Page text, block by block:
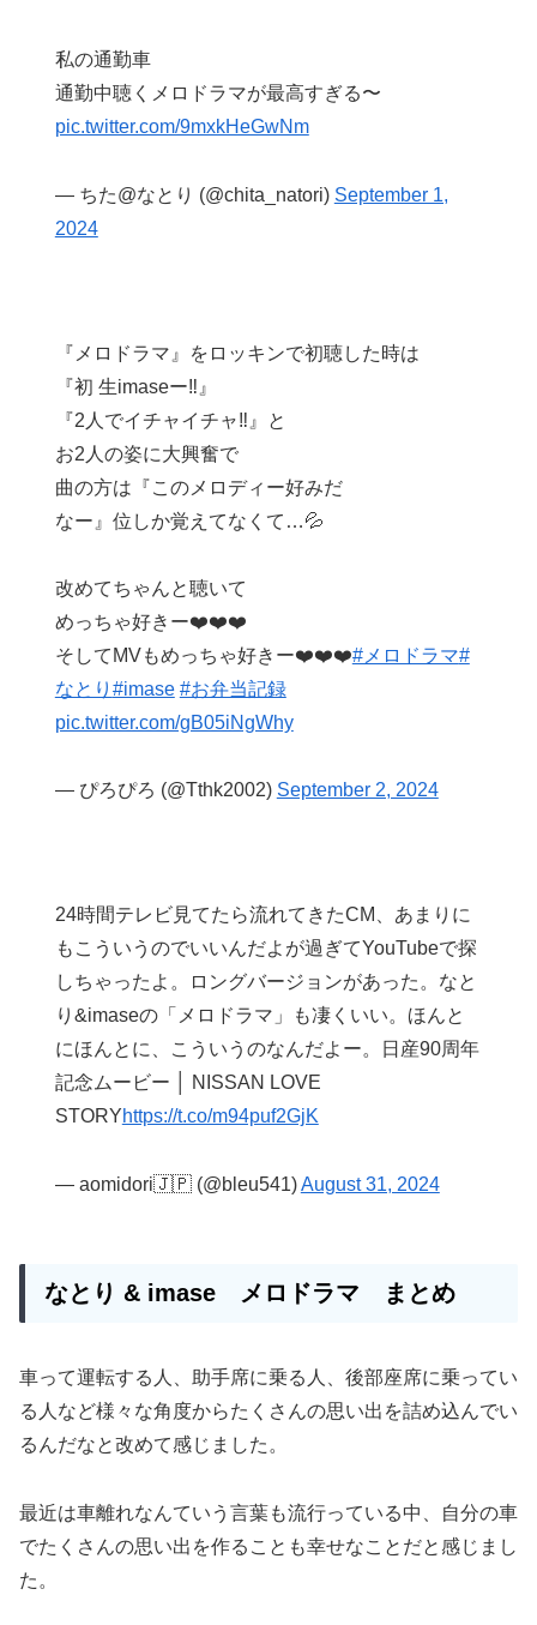
私の通勤車
通勤中聴くメロドラマが最高すぎる〜
pic.twitter.com/9mxkHeGwNm
— ちた@なとり (@chita_natori) September 1,
2024
『メロドラマ』をロッキンで初聴した時は
『初 生imaseー‼️』
『2人でイチャイチャ‼️』と
お2人の姿に大興奮で
曲の方は『このメロディー好みだ
なー』位しか覚えてなくて…💦
改めてちゃんと聴いて
めっちゃ好きー❤️❤️❤️
そしてMVもめっちゃ好きー❤️❤️❤️#メロドラマ#
なとり #imase #お弁当記録
pic.twitter.com/gB05iNgWhy
— ぴろぴろ (@Tthk2002) September 2, 2024
24時間テレビ見てたら流れてきたCM、あまりに
もこういうのでいいんだよが過ぎてYouTubeで探
しちゃったよ。ロングバージョンがあった。なと
り&imaseの「メロドラマ」も凄くいい。ほんと
にほんとに、こういうのなんだよー。日産90周年
記念ムービー │ NISSAN LOVE
STORYhttps://t.co/m94puf2GjK
— aomidori🇯🇵 (@bleu541)August 31, 2024
なとり & imase メロドラマ まとめ
車って運転する人、助手席に乗る人、後部座席に乗ってい
る人など様々な角度からたくさんの思い出を詰め込んでい
るんだなと改めて感じました。
最近は車離れなんていう言葉も流行っている中、自分の車
でたくさんの思い出を作ることも幸せなことだと感じまし
た。